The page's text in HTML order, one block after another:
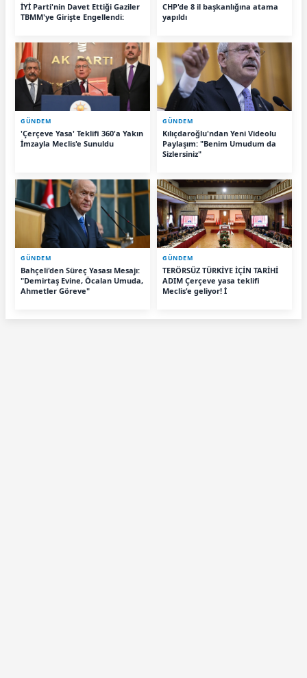
İYİ Parti'nin Davet Ettiği Gaziler
TBMM'ye Girişte Engellendi:
CHP'de 8 il başkanlığına atama
yapıldı
GÜNDEM
'Çerçeve Yasa' Teklifi 360'a Yakın
İmzayla Meclis'e Sunuldu
GÜNDEM
Kılıçdaroğlu'ndan Yeni Videolu
Paylaşım: "Benim Umudum da
Sizlersiniz"
GÜNDEM
Bahçeli'den Süreç Yasası Mesajı:
"Demirtaş Evine, Öcalan Umuda,
Ahmetler Göreve"
GÜNDEM
TERÖRSÜZ TÜRKİYE İÇİN TARİHİ
ADIM Çerçeve yasa teklifi
Meclis'e geliyor! İ